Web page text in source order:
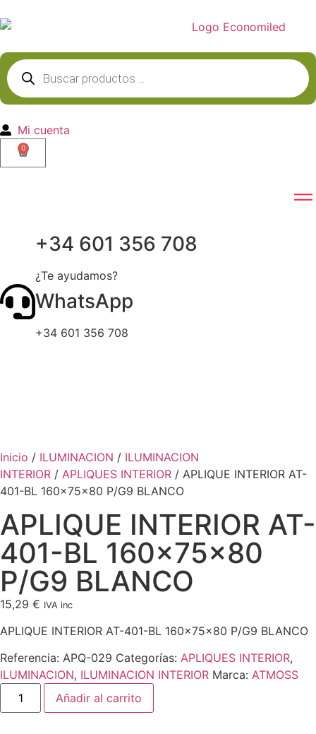
Mi cuenta
0
+34 601 356 708
¿Te ayudamos?
WhatsApp
+34 601 356 708
Inicio / ILUMINACION / ILUMINACION
INTERIOR / APLIQUES INTERIOR / APLIQUE INTERIOR AT-
401-BL 160x75x80 P/G9 BLANCO
APLIQUE INTERIOR AT-
401-BL 160x75x80
P/G9 BLANCO
15,29 € IVA inc
APLIQUE INTERIOR AT-401-BL 160x75x80 P/G9 BLANCO
Referencia: APQ-029 Categorías: APLIQUES INTERIOR,
ILUMINACION, ILUMINACION INTERIOR Marca: ATMOSS
Añadir al carrito